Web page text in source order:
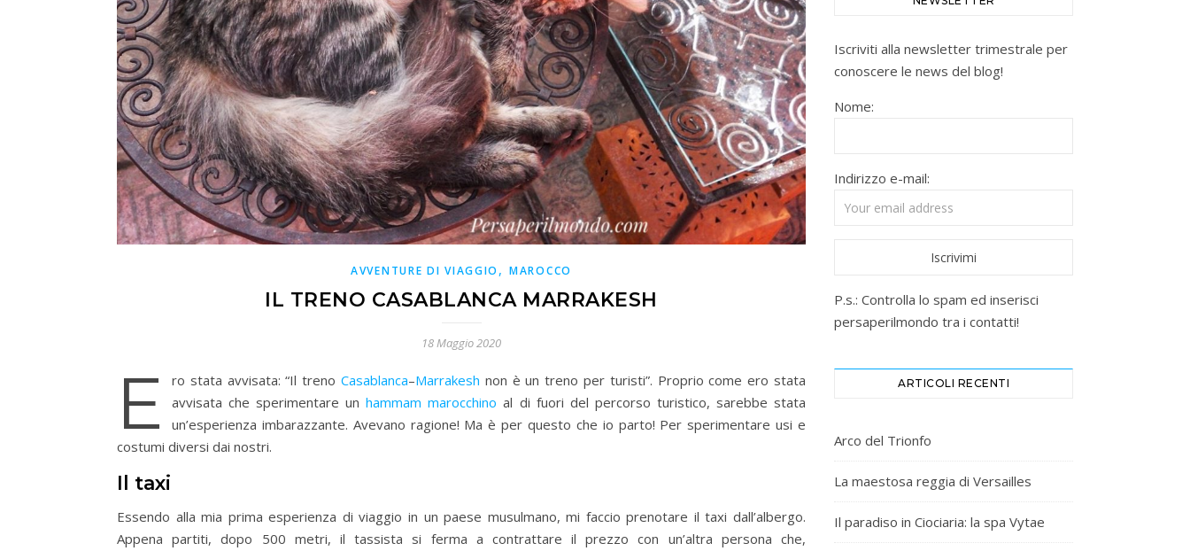
AVVENTURE DI VIAGGIO ,MAROCCO
IL TRENO CASABLANCA MARRAKESH
18 Maggio 2020
E ro stata avvisata: “Il treno Casablanca–Marrakesh non è un treno per turisti”. Proprio come ero stata
avvisata che sperimentare un hammam marocchino al di fuori del percorso turistico, sarebbe stata
un’esperienza imbarazzante. Avevano ragione! Ma è per questo che io parto! Per sperimentare usi e
costumi diversi dai nostri.
Il taxi
Essendo alla mia prima esperienza di viaggio in un paese musulmano, mi faccio prenotare il taxi dall’albergo.
Appena partiti, dopo 500 metri, il tassista si ferma a contrattare il prezzo con un’altra persona che,
Iscriviti alla newsletter trimestrale per
conoscere le news del blog!
Nome:
Indirizzo e-mail:
P.s.: Controlla lo spam ed inserisci
persaperilmondo tra i contatti!
ARTICOLI RECENTI
Arco del Trionfo
La maestosa reggia di Versailles
Il paradiso in Ciociaria: la spa Vytae